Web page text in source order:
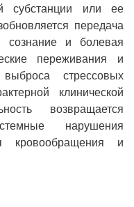
субстанции или ее
передача
сознание и болевая
переживания и
стрессовых
клинической
возвращается
нарушения
кровообращения и